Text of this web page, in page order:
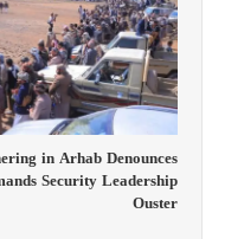
in Arhab Denounces
Security Leadership
Ouster